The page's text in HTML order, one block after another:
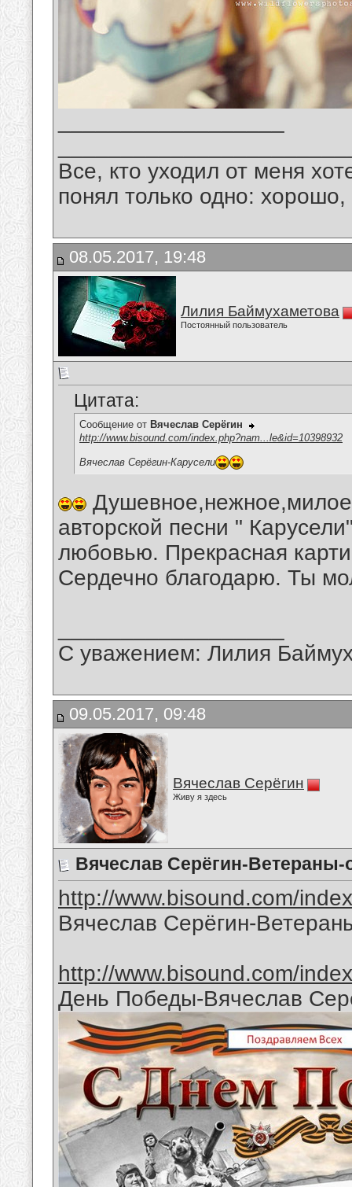
Все, кто уходил от меня
понял только одно:
08.05.2017, 19:48
Лилия Баймухаметова
Постоянный пользователь
Цитата:
Сообщение от Вячеслав Серёгин
http://www.bisound.com/index.php?nam...le&id=10398932
Вячеслав Серёгин-Карусели
Душевное,нежное,милое
авторской песни "
любовью. Прекрасная
Сердечно благодарю. Ты
С уважением: Лилия
09.05.2017, 09:48
Вячеслав Серёгин
Живу я здесь
Вячеслав Серёгин-Ветераны-
http://www.bisound.com/
Вячеслав Серёгин-
http://www.bisound.com/
День Победы-Вячеслав